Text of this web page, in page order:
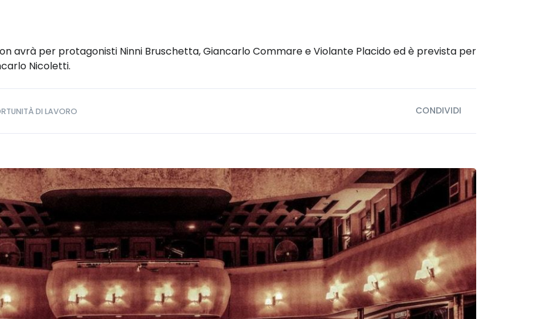
avrà per protagonisti Ninni Bruschetta, Giancarlo Commare e Violante Placido ed è prevista per
Nicoletti.
DI LAVORO CONDIVIDI